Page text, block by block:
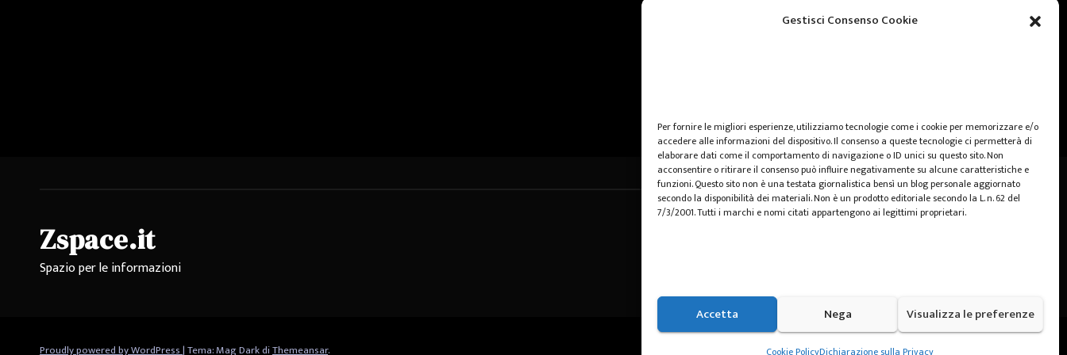
Gestisci Consenso Cookie
Per fornire le migliori esperienze, utilizziamo tecnologie come i cookie per memorizzare e/o
accedere alle informazioni del dispositivo. Il consenso a queste tecnologie ci permetterà di
elaborare dati come il comportamento di navigazione o ID unici su questo sito. Non
acconsentire o ritirare il consenso può influire negativamente su alcune caratteristiche e
funzioni. Questo sito non è una testata giornalistica bensì un blog personale aggiornato
secondo la disponibilità dei materiali. Non è un prodotto editoriale secondo la L. n. 62 del
7/3/2001. Tutti i marchi e nomi citati appartengono ai legittimi proprietari.
Accetta Nega Visualizza le preferenze
Cookie PolicyDichiarazione sulla Privacy
Zspace.it
Spazio per le informazioni
Proudly powered by WordPress|Tema: Mag Dark diThemeansar. Home Cookie Policy (UE)